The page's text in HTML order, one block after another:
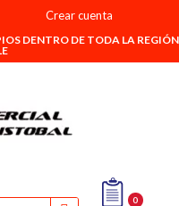
Crear cuenta
DENTRO DE TODA LA REGIÓN
0